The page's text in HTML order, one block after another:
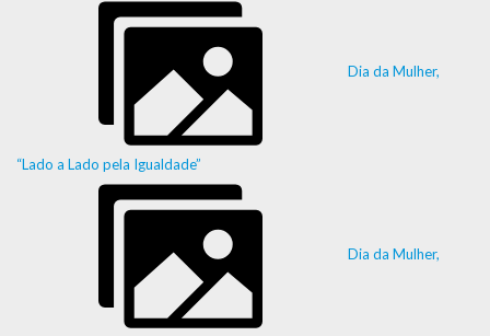
Dia da Mulher,
“Lado a Lado pela Igualdade”
Dia da Mulher,